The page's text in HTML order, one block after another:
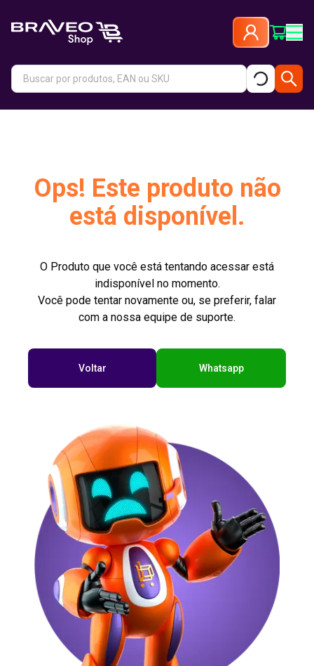
Ops! Este produto não
está disponível.
O Produto que você está tentando acessar está
indisponível no momento.
Você pode tentar novamente ou, se preferir, falar
com a nossa equipe de suporte.
Voltar Whatsapp